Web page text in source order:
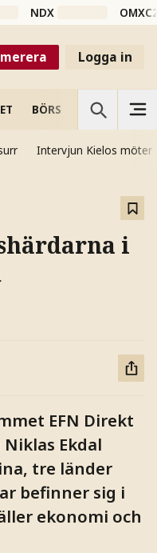
NDX
Logga in
BÖRS VETENSKAP
Intervjun Kielos möter
i
EFN Direkt
Ekdal
tre länder
befinner sig i
ekonomi och